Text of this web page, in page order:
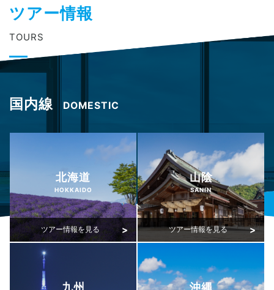
ツアー情報
TOURS
国内線 DOMESTIC
北海道
HOKKAIDO
山陰
SANIN
九州 沖縄